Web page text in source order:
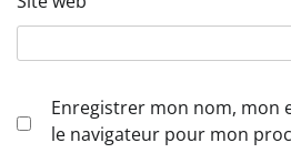
Enregistrer mon nom, mon
le navigateur pour mon